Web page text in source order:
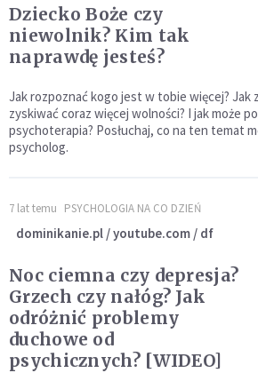
Dziecko Boże czy
niewolnik? Kim tak
naprawdę jesteś?
Jak rozpoznać kogo jest w tobie więcej? Jak
zyskiwać coraz więcej wolności? I jak może
psychoterapia? Posłuchaj, co na ten temat
psycholog.
7 lat temu PSYCHOLOGIA NA CO DZIEŃ
dominikanie.pl / youtube.com / df
Noc ciemna czy depresja?
Grzech czy nałóg? Jak
odróżnić problemy
duchowe od
psychicznych? [WIDEO]